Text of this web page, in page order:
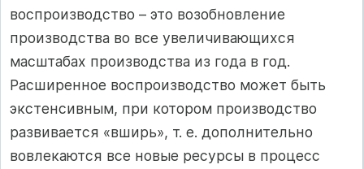
воспроизводство – это возобновление
производства во все увеличивающихся
масштабах производства из года в год.
Расширенное воспроизводство может быть
экстенсивным, при котором производство
развивается «вширь», т. е. дополнительно
вовлекаются все новые ресурсы в процесс